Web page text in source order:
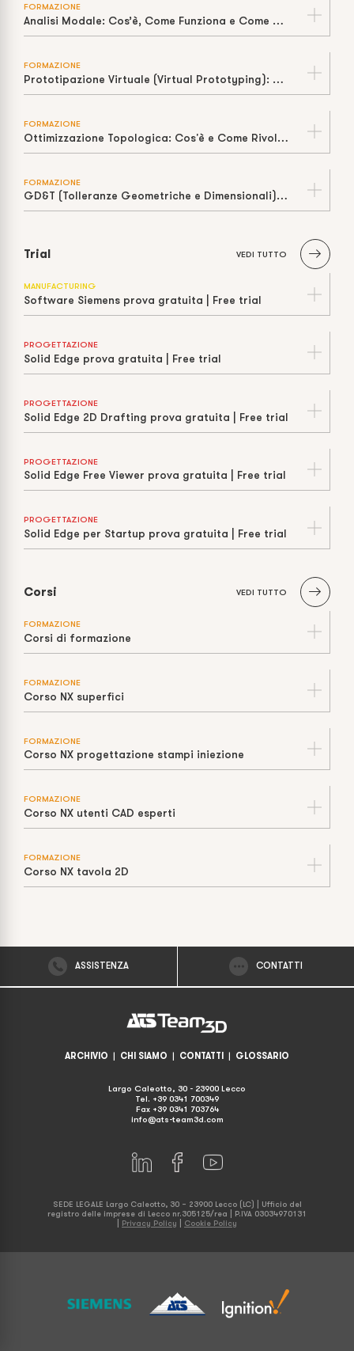
FORMAZIONE
Analisi Modale: Cos’è, Come Funziona e Come Prevenire la Risonanza
FORMAZIONE
Prototipazione Virtuale (Virtual Prototyping): Cos’è, Come Funziona e Perché Riduce Tempi e Costi
FORMAZIONE
Ottimizzazione Topologica: Cos'è e Come Rivoluziona il Design
FORMAZIONE
GD&T (Tolleranze Geometriche e Dimensionali): Cos'è e Perché è Fondamentale
Trial VEDI TUTTO
MANUFACTURING
Software Siemens prova gratuita | Free trial
PROGETTAZIONE
Solid Edge prova gratuita | Free trial
PROGETTAZIONE
Solid Edge 2D Drafting prova gratuita | Free trial
PROGETTAZIONE
Solid Edge Free Viewer prova gratuita | Free trial
PROGETTAZIONE
Solid Edge per Startup prova gratuita | Free trial
Corsi VEDI TUTTO
FORMAZIONE
Corsi di formazione
FORMAZIONE
Corso NX superfici
FORMAZIONE
Corso NX progettazione stampi iniezione
FORMAZIONE
Corso NX utenti CAD esperti
FORMAZIONE
Corso NX tavola 2D
ASSISTENZA CONTATTI
ARCHIVIO | CHI SIAMO | CONTATTI | GLOSSARIO
Largo Caleotto, 30 - 23900 Lecco
Tel. +39 0341 700349
Fax +39 0341 703764
info@ats-team3d.com
SEDE LEGALE Largo Caleotto, 30 – 23900 Lecco (LC) | Ufficio del
registro delle imprese di Lecco nr.305125/rea | P.IVA 03034970131
Privacy Policy Cookie Policy